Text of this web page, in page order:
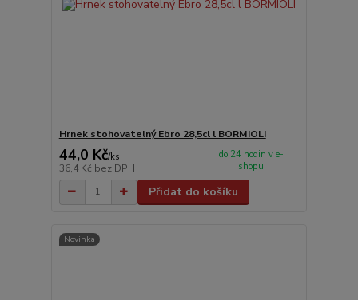
Hrnek stohovatelný Ebro 28,5cl l BORMIOLI
44,0 Kč/ks
36,4 Kč bez DPH
do 24 hodin v e-
shopu
Přidat do košíku
Novinka